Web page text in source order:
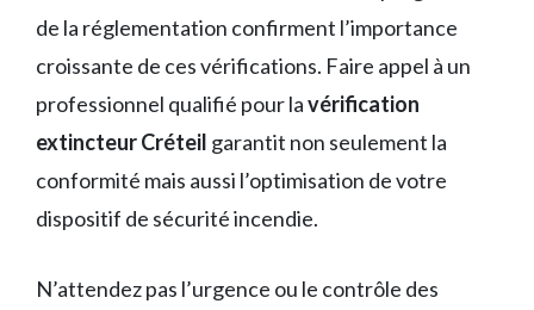
de la réglementation confirment l’importance
croissante de ces vérifications. Faire appel à un
professionnel qualifié pour lavérification
extincteur Créteil garantit non seulement la
conformité mais aussi l’optimisation de votre
dispositif de sécurité incendie.
N’attendez pas l’urgence ou le contrôle des